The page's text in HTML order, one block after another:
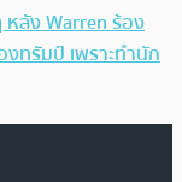
หลัง Warren ร้อง
ทรัมป์ เพราะทำนัก